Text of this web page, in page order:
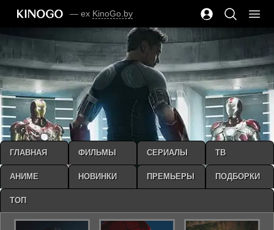
— ex KinoGo.by
ГЛАВНАЯ ФИЛЬМЫ СЕРИАЛЫ ТВ
АНИМЕ НОВИНКИ ПРЕМЬЕРЫ ПОДБОРКИ
ТОП